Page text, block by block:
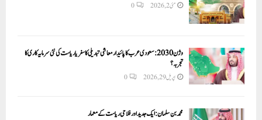
مئی 2, 2026 0
وژن 2030:سعودی عرب کا پائیدار معاشی تبدیلی کا سفر یا ریاست کی نئی سرمایہ کاری کا
تجربہ؟
اپریل 29, 2026 0
محمد بن سلمان: ایک جدید اور فلاحی ریاست کے معمار